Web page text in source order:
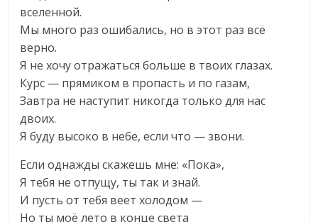
вселенной.
Мы много раз ошибались, но в этот раз всё
верно.
Я не хочу отражаться больше в твоих глазах.
Курс — прямиком в пропасть и по газам,
Завтра не наступит никогда только для нас
двоих.
Я буду высоко в небе, если что — звони.
Если однажды скажешь мне: «Пока»,
Я тебя не отпущу, ты так и знай.
И пусть от тебя веет холодом —
Но ты моё лето в конце света